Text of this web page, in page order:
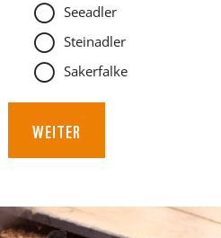
Seeadler
Steinadler
Sakerfalke
PANDAS LIEBEN COOKIES,
Cookies helfen unser Angebot
& erlauben uns eine Analyse der
Infos dazu findest du in unserer
Cookies gesetzt werden. Deine
Zustimmen Ablehnen